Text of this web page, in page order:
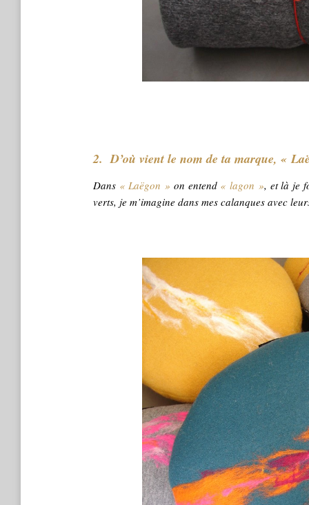
2. D’où vient le nom de ta marque, «
Dans « Laëgon » on entend « lagon », et là je
verts, je m’imagine dans mes calanques avec